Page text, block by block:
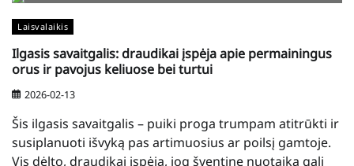
Laisvalaikis
Ilgasis savaitgalis: draudikai įspėja apie permainingus
orus ir pavojus keliuose bei turtui
2026-02-13
Šis ilgasis savaitgalis – puiki proga trumpam atitrūkti ir
susiplanuoti išvyką pas artimuosius ar poilsį gamtoje.
Vis dėlto, draudikai įspėja, jog šventinę nuotaiką gali